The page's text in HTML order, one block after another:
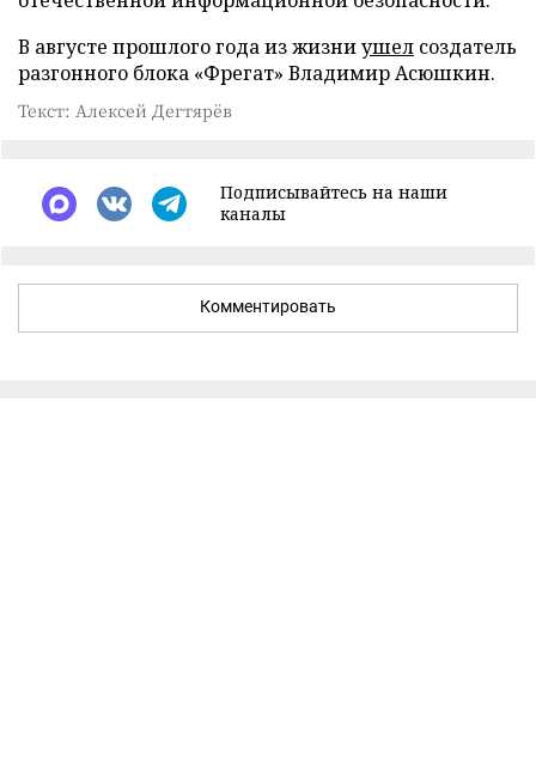
В августе прошлого года из жизниушел создатель
разгонного блока «Фрегат» Владимир Асюшкин.
Текст: Алексей Дегтярёв
Подписывайтесь на наши
каналы
Комментировать